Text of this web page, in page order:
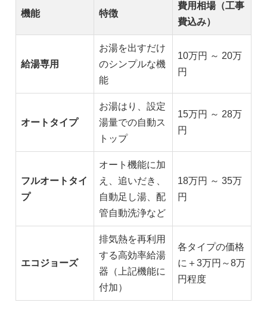
機能 特徴
費用相場（工事
費込み）
給湯専用
お湯を出すだけ
のシンプルな機
能
10万円 ～ 20万
円
オートタイプ
お湯はり、設定
湯量での自動ス
トップ
15万円 ～ 28万
円
フルオートタイ
プ
オート機能に加
え、追いだき、
自動足し湯、配
管自動洗浄など
18万円 ～ 35万
円
エコジョーズ
排気熱を再利用
する高効率給湯
器（上記機能に
付加）
各タイプの価格
に＋3万円～8万
円程度